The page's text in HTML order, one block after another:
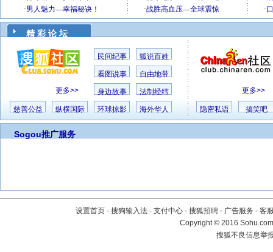
精 彩 论 坛
更多>>
民间纪事 狐说百姓
看图说事 自由地带
身边故事 法制经纬
慈善公益 纵横国际 环球掠影 海外华人
更多>>
隐密私语 搞笑吧
Sogou推广服务
设置首页 - 搜狗输入法 - 支付中心 - 搜狐招聘 - 广告服务 - 客
Copyright©2016
搜狐不良信息举